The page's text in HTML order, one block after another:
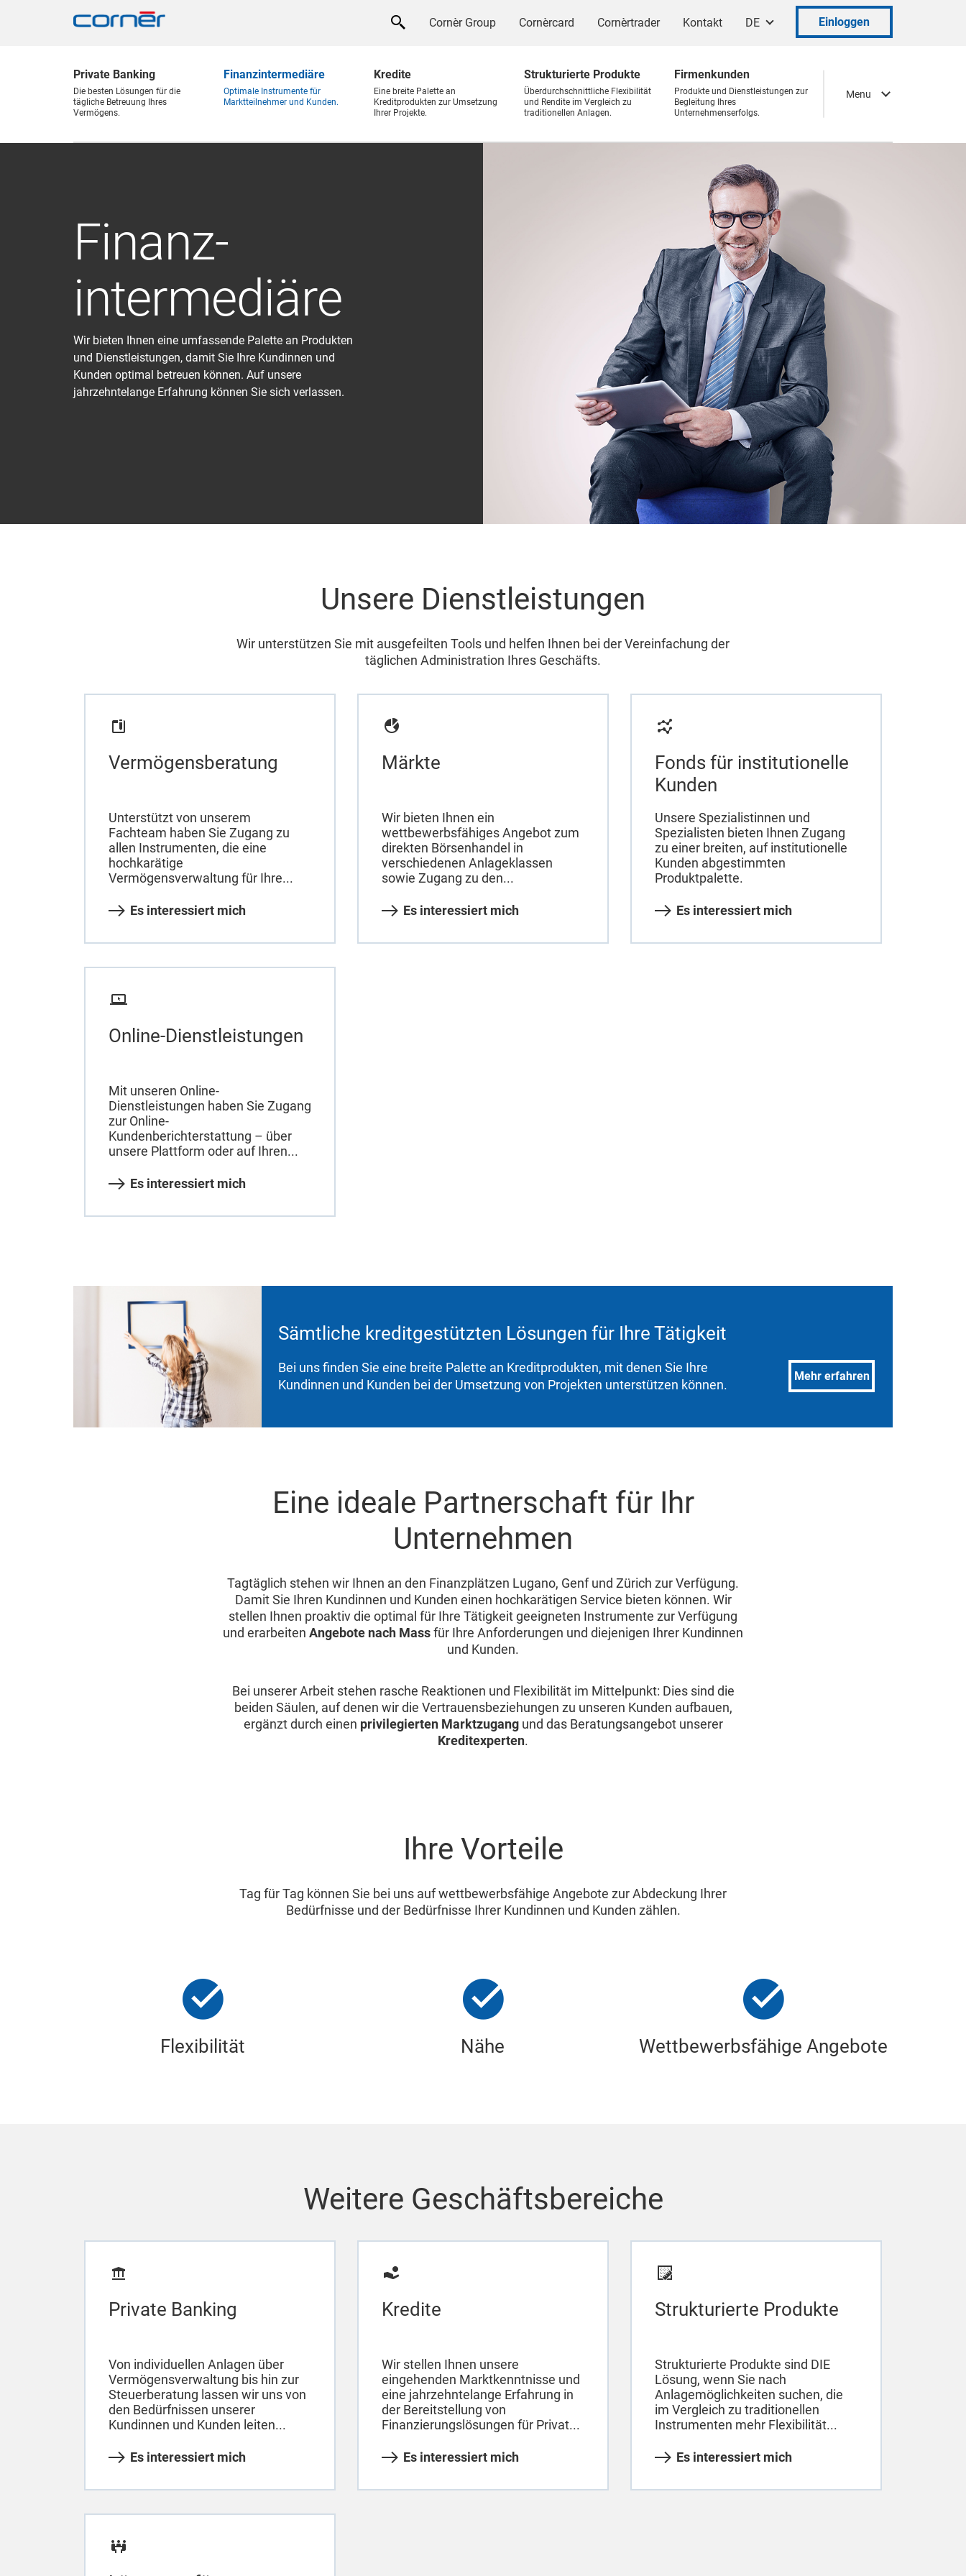
Cornèr Group Cornèrcard Cornèrtrader Kontakt DE Einloggen
Menu
Private Banking
Die besten Lösungen für die
tägliche Betreuung Ihres
Vermögens.
Finanzintermediäre
Optimale Instrumente für
Marktteilnehmer und Kunden.
Kredite
Eine breite Palette an
Kreditprodukten zur Umsetzung
Ihrer Projekte.
Strukturierte Produkte
Überdurchschnittliche Flexibilität
und Rendite im Vergleich zu
traditionellen Anlagen.
Firmenkunden
Produkte und Dienstleistungen zur
Begleitung Ihres
Unternehmenserfolgs.
Finanz-
intermediäre
Wir bieten Ihnen eine umfassende Palette an Produkten
und Dienstleistungen, damit Sie Ihre Kundinnen und
Kunden optimal betreuen können. Auf unsere
jahrzehntelange Erfahrung können Sie sich verlassen.
Unsere Dienstleistungen
Wir unterstützen Sie mit ausgefeilten Tools und helfen Ihnen bei der Vereinfachung der
täglichen Administration Ihres Geschäfts.
Vermögensberatung
Unterstützt von unserem
Fachteam haben Sie Zugang zu
allen Instrumenten, die eine
hochkarätige
Vermögensverwaltung für Ihre...
Es interessiert mich
Märkte
Wir bieten Ihnen ein
wettbewerbsfähiges Angebot zum
direkten Börsenhandel in
verschiedenen Anlageklassen
sowie Zugang zu den...
Es interessiert mich
Fonds für institutionelle
Kunden
Unsere Spezialistinnen und
Spezialisten bieten Ihnen Zugang
zu einer breiten, auf institutionelle
Kunden abgestimmten
Produktpalette.
Es interessiert mich
Online-Dienstleistungen
Mit unseren Online-
Dienstleistungen haben Sie Zugang
zur Online-
Kundenberichterstattung – über
unsere Plattform oder auf Ihren...
Es interessiert mich
Sämtliche kreditgestützten Lösungen für Ihre Tätigkeit
Bei uns finden Sie eine breite Palette an Kreditprodukten, mit denen Sie Ihre
Kundinnen und Kunden bei der Umsetzung von Projekten unterstützen können.
Mehr erfahren
Eine ideale Partnerschaft für Ihr
Unternehmen
Tagtäglich stehen wir Ihnen an den Finanzplätzen Lugano, Genf und Zürich zur Verfügung.
Damit Sie Ihren Kundinnen und Kunden einen hochkarätigen Service bieten können. Wir
stellen Ihnen proaktiv die optimal für Ihre Tätigkeit geeigneten Instrumente zur Verfügung
und erarbeiten Angebote nach Massfür Ihre Anforderungen und diejenigen Ihrer Kundinnen
und Kunden.
Bei unserer Arbeit stehen rasche Reaktionen und Flexibilität im Mittelpunkt: Dies sind die
beiden Säulen, auf denen wir die Vertrauensbeziehungen zu unseren Kunden aufbauen,
ergänzt durch einen privilegierten Marktzugangund das Beratungsangebot unserer
Kreditexperten.
Ihre Vorteile
Tag für Tag können Sie bei uns auf wettbewerbsfähige Angebote zur Abdeckung Ihrer
Bedürfnisse und der Bedürfnisse Ihrer Kundinnen und Kunden zählen.
Flexibilität Nähe Wettbewerbsfähige Angebote
Weitere Geschäftsbereiche
Private Banking
Von individuellen Anlagen über
Vermögensverwaltung bis hin zur
Steuerberatung lassen wir uns von
den Bedürfnissen unserer
Kundinnen und Kunden leiten...
Es interessiert mich
Kredite
Wir stellen Ihnen unsere
eingehenden Marktkenntnisse und
eine jahrzehntelange Erfahrung in
der Bereitstellung von
Finanzierungslösungen für Privat...
Es interessiert mich
Strukturierte Produkte
Strukturierte Produkte sind DIE
Lösung, wenn Sie nach
Anlagemöglichkeiten suchen, die
im Vergleich zu traditionellen
Instrumenten mehr Flexibilität...
Es interessiert mich